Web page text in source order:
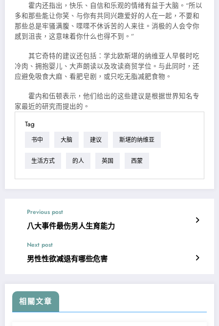
霍内还指出，快乐、自信和乐观的情绪有益于大脑。“所以
多和那些能让你笑、与你有共同兴趣爱好的人在一起，不要和
那些总是牢骚满腹、喋喋不休诉苦的人来往。消极的人会令你
感到沮丧，这意味着你什么也得不到。”
其它奇特的建议还包括：学北欧斯堪的纳维亚人早餐时吃
冷肉、拥抱婴儿、大声朗读以及攻读商贸学位。与此同时，还
应避免吸食大麻、看肥皂剧，或只吃无脂减肥食物。
霍内和伍顿表示，他们给出的这些建议是根据世界知名专
家最近的研究而提出的。
Tag
书中 大脑 建议 斯堪的纳维亚
生活方式 的人 英国 西蒙
Previous post
八大事件最伤男人生育能力
Next post
男性性欲减退有哪些危害
相關文章